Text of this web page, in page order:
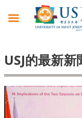
USJ的最新新